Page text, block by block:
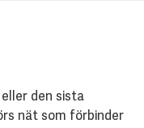
den sista
nät som förbinder